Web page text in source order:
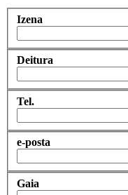
Izena
Deitura
Tel.
e-posta
Gaia